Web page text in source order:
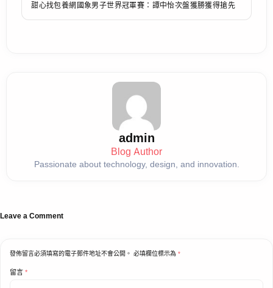
甜心找包養網國象男子世界冠軍賽：譚中怡次盤獲勝獲得搶先
admin
Blog Author
Passionate about technology, design, and innovation.
Leave a Comment
發佈留言必須填寫的電子郵件地址不會公開。 必填欄位標示為 *
留言 *